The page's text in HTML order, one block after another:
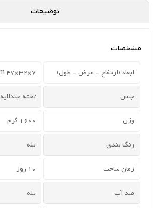
توضیحات
مشخصات
ابعاد (ارتفاع - عرض - طول) 7×32×47 Cm
جنس تخته چندلایه
وزن 1600 گرم
رنگ بندی بله
زمان ساخت 10 روز
ضد آب بله